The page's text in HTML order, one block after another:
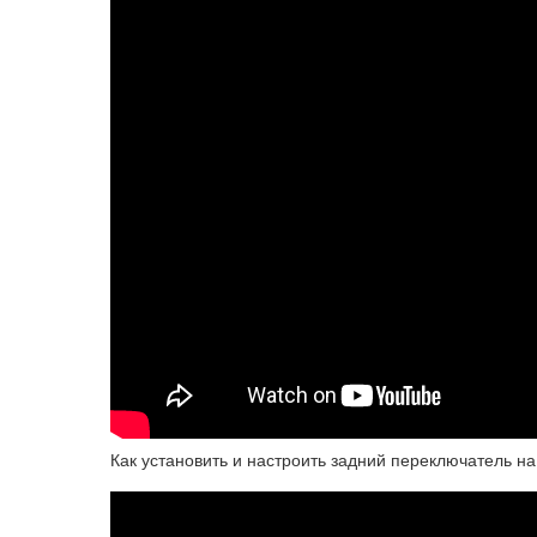
Как установить и настроить задний переключатель